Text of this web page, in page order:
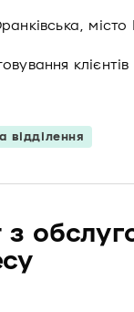
клієнтів
відділення
з